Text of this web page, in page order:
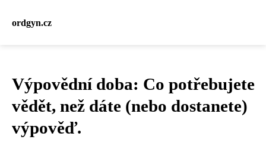
ordgyn.cz
Výpovědní doba: Co potřebujete
vědět, než dáte (nebo dostanete)
výpověď.